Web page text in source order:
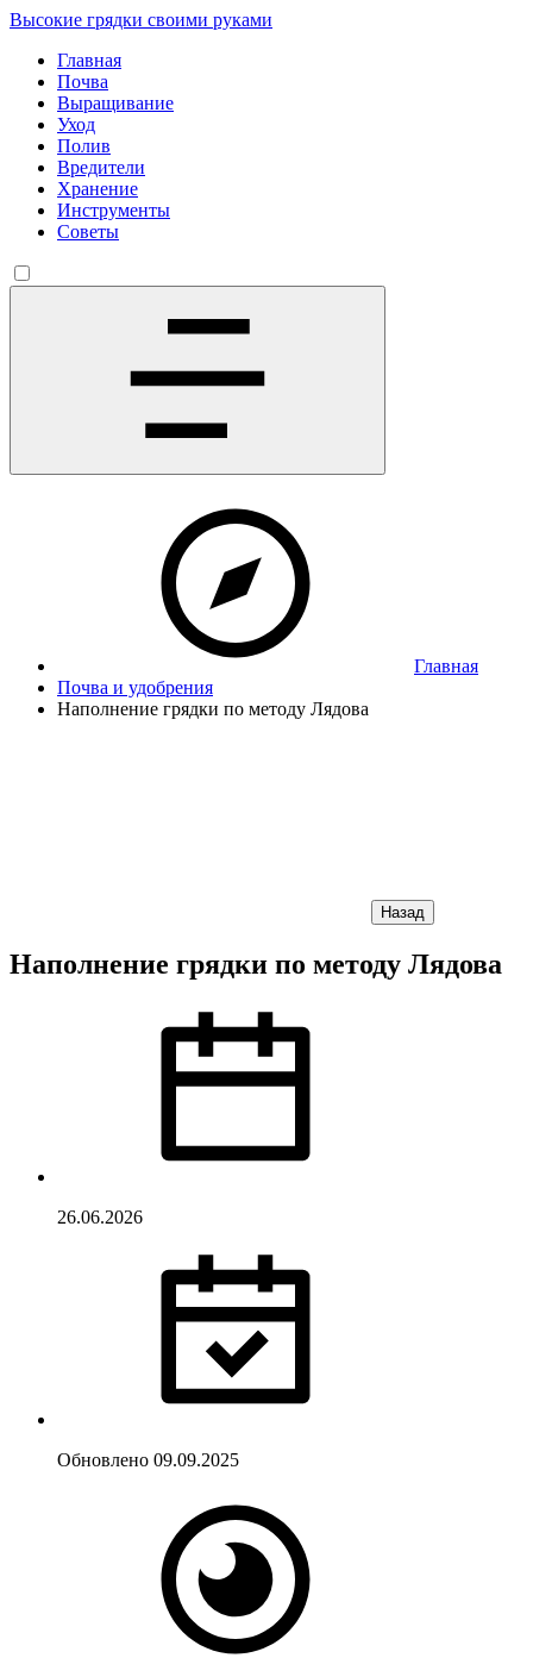
Высокие грядки своими руками
Главная
Почва
Выращивание
Уход
Полив
Вредители
Хранение
Инструменты
Советы
Главная
Почва и удобрения
Наполнение грядки по методу Лядова
Назад
Наполнение грядки по методу Лядова
26.06.2026
Обновлено 09.09.2025